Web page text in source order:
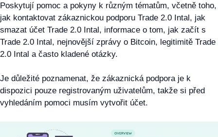
Poskytují pomoc a pokyny k různým tématům, včetně toho,
jak kontaktovat zákaznickou podporu Trade 2.0 Intal, jak
smazat účet Trade 2.0 Intal, informace o tom, jak začít s
Trade 2.0 Intal, nejnovější zprávy o Bitcoin, legitimitě Trade
2.0 Intal a často kladené otázky.
Je důležité poznamenat, že zákaznická podpora je k
dispozici pouze registrovaným uživatelům, takže si před
vyhledáním pomoci musím vytvořit účet.